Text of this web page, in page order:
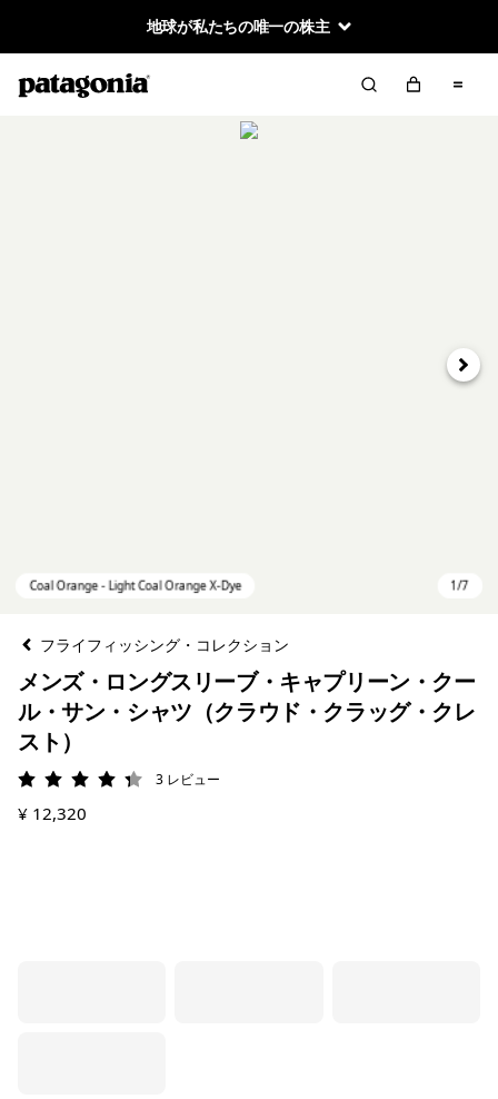
地球が私たちの唯一の株主
次へ
フライフィッシング・コレクション
メンズ・ロングスリーブ・キャプリーン・クー
ル・サン・シャツ（クラウド・クラッグ・クレ
スト）
評価: 4.3 / 5
3 レビュー
¥ 12,320